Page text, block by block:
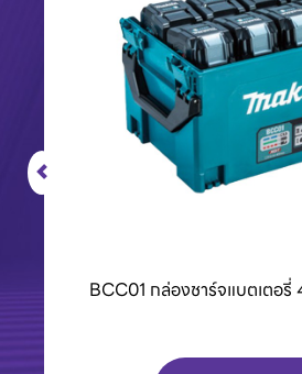
BCC01 กล่องชาร์จแบตเตอ